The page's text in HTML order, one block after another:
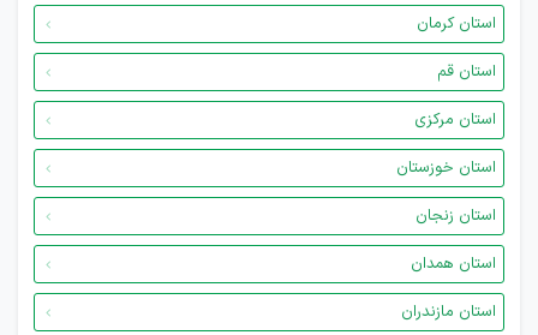
استان کرمان
استان قم
استان مرکزی
استان خوزستان
استان زنجان
استان همدان
استان مازندران